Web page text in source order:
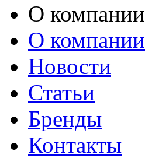
О компании
О компании
Новости
Статьи
Бренды
Контакты